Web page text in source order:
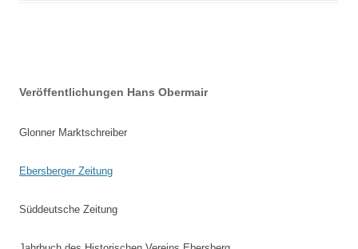
Navigation
Veröffentlichungen Hans Obermair
Glonner Marktschreiber
Ebersberger Zeitung
Süddeutsche Zeitung